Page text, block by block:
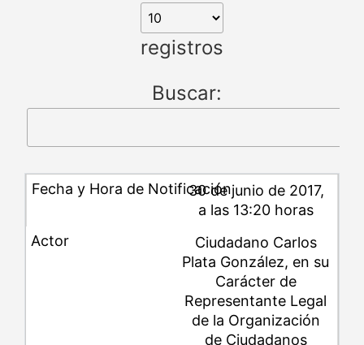
registros
Buscar:
30 de junio de 2017,
a las 13:20 horas
Ciudadano Carlos
Plata González, en su
Carácter de
Representante Legal
de la Organización
de Ciudadanos